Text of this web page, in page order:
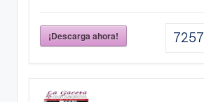
¡Descarga ahora! 7257